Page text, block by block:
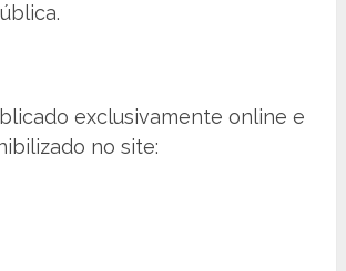
exclusivamente online e
no site: